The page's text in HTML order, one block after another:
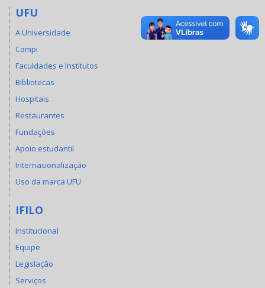
UFU
A Universidade
Campi
Faculdades e Institutos
Bibliotecas
Hospitais
Restaurantes
Fundações
Apoio estudantil
Internacionalização
Uso da marca UFU
IFILO
Institucional
Equipe
Legislação
Serviços